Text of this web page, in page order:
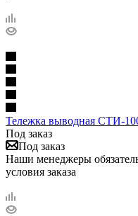
Тележка выводная СТИ-
Под заказ
Под заказ
Наши менеджеры
условия заказа